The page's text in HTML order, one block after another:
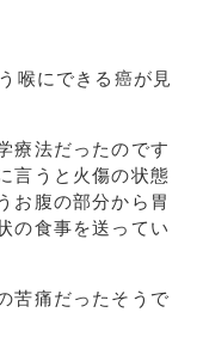
喉にできる癌が見
療法だったのです
言うと火傷の状態
お腹の部分から胃
の食事を送ってい
苦痛だったそうで